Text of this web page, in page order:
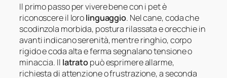
Il primo passo per vivere bene con i pet è
riconoscere il lorolinguaggio. Nel cane, coda che
scodinzola morbida, postura rilassata e orecchie in
avanti indicano serenità, mentre ringhio, corpo
rigido e coda alta e ferma segnalano tensione o
minaccia. Il latratopuò esprimere allarme,
richiesta di attenzione o frustrazione, a seconda